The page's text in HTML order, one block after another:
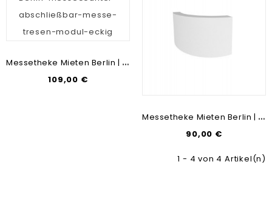
M
Essetheke Mieten Berlin | Messecounter-Modul Eckig | Messe-Tresen-Vermietung & Verleih
109,00 €
M
Essetheke Mieten Berlin | Messecounter-Modul Rund | Messe-Tresen-Vermietung & Verleih
90,00 €
1 - 4 von 4 Artikel(n)